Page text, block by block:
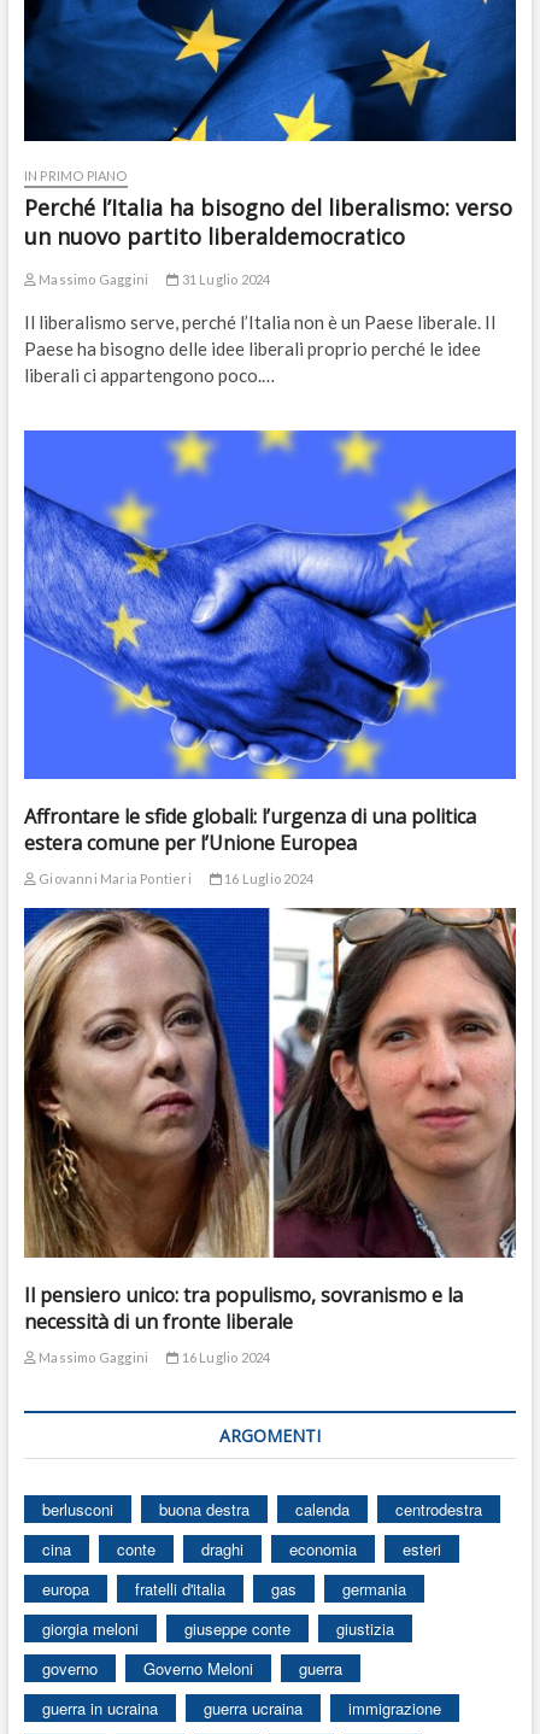
IN PRIMO PIANO
Perché l’Italia ha bisogno del liberalismo: verso
un nuovo partito liberaldemocratico
Massimo Gaggini 31 Luglio 2024
Il liberalismo serve, perché l’Italia non è un Paese liberale. Il
Paese ha bisogno delle idee liberali proprio perché le idee
liberali ci appartengono poco.…
Affrontare le sfide globali: l’urgenza di una politica
estera comune per l’Unione Europea
Giovanni Maria Pontieri 16 Luglio 2024
Il pensiero unico: tra populismo, sovranismo e la
necessità di un fronte liberale
Massimo Gaggini 16 Luglio 2024
ARGOMENTI
berlusconi buona destra calenda
centrodestra
cina
conte draghi economia
esteri
europa
fratelli d'italia gas
germania
giorgia meloni
giuseppe conte
giustizia
governo
Governo Meloni
guerra
guerra in ucraina
guerra ucraina
immigrazione